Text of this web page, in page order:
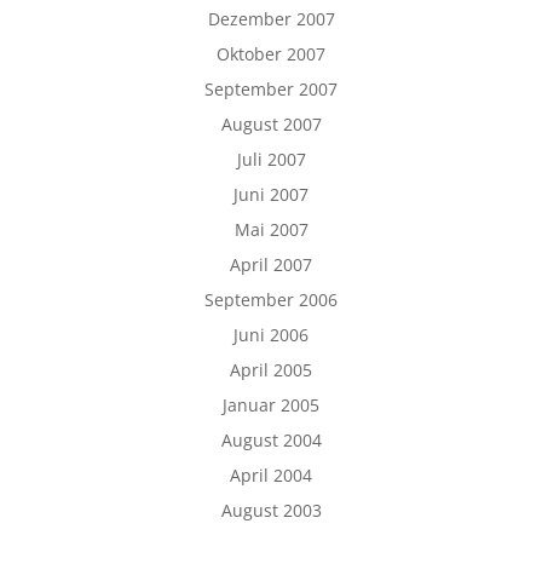
Dezember 2007
Oktober 2007
September 2007
August 2007
Juli 2007
Juni 2007
Mai 2007
April 2007
September 2006
Juni 2006
April 2005
Januar 2005
August 2004
April 2004
August 2003